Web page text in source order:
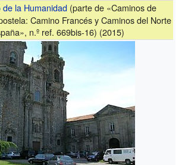
de la Humanidad (parte de «Caminos de
Camino Francés y Caminos del Norte
n.º ref. 669bis-16) (2015)